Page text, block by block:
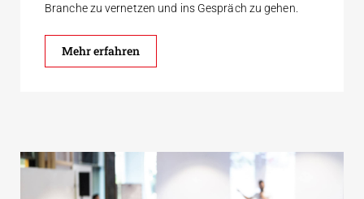
Branche zu vernetzen und ins Gespräch zu gehen.
Mehr erfahren